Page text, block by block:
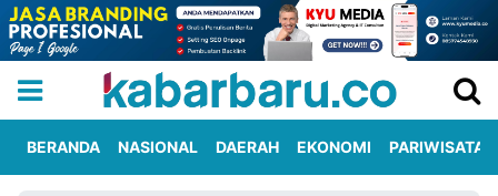
BERANDA NASIONAL DAERAH EKONOMI PARIWISATA